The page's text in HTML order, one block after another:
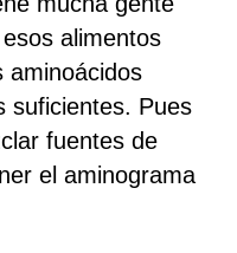
alimentos
aminoácidos
suficientes. Pues
fuentes de
el aminograma